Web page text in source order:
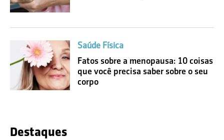
Saúde Física
Fatos sobre a menopausa: 10 coisas
que você precisa saber sobre o seu
corpo
Destaques